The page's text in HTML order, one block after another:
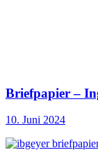
Briefpapier –
10. Juni 2024